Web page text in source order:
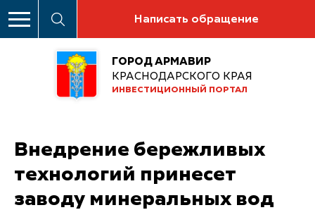
Написать обращение
ГОРОД АРМАВИР
КРАСНОДАРСКОГО КРАЯ
ИНВЕСТИЦИОННЫЙ ПОРТАЛ
Внедрение бережливых
технологий принесет
заводу минеральных вод